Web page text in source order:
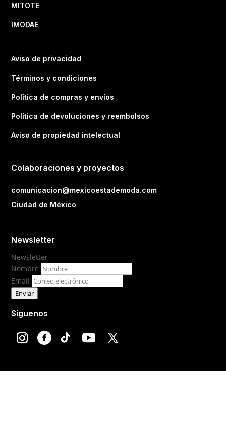
MITOTE
IMODAE
Aviso de privacidad
Términos y condiciones
Política de compras y envíos
Política de devoluciones y reembolsos
Aviso de propiedad intelectual
Colaboraciones y proyectos
comunicacion@mexicoestademoda.com
Ciudad de México
Newsletter
Newsletter
Nombre
Email
Enviar
Síguenos